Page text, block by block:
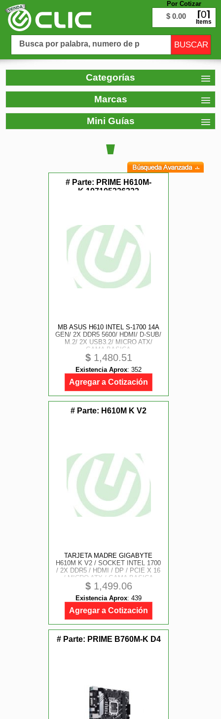
Por Cotizar
$ 0.00 0
Items
Categorías
Marcas
Mini Guías
# Parte: PRIME H610M-
K,197105336322
MB ASUS H610 INTEL S-1700 14A
GEN/ 2X DDR5 5600/ HDMI/ D-SUB/
M.2/ 2X USB3.2/ MICRO ATX/
GAMA BASICA
$1,480.51
Existencia Aprox: 352
Agregar a Cotización
# Parte: H610M K V2
TARJETA MADRE GIGABYTE
H610M K V2 / SOCKET INTEL 1700
/ 2X DDR5 / HDMI / DP / PCIE X 16
/ MICRO ATX / GAMA BASICA
$1,499.06
Existencia Aprox: 439
Agregar a Cotización
# Parte: PRIME B760M-K D4